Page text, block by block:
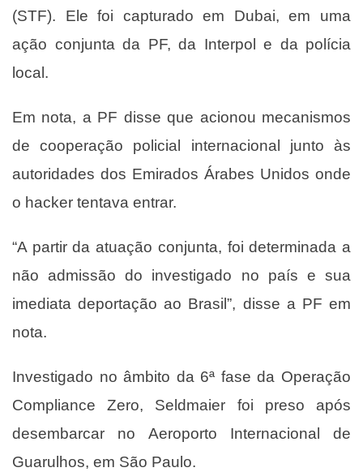
(STF). Ele foi capturado em Dubai, em uma
ação conjunta da PF, da Interpol e da polícia
local.
Em nota, a PF disse que acionou mecanismos
de cooperação policial internacional junto às
autoridades dos Emirados Árabes Unidos onde
o hacker tentava entrar.
“A partir da atuação conjunta, foi determinada a
não admissão do investigado no país e sua
imediata deportação ao Brasil”, disse a PF em
nota.
Investigado no âmbito da 6ª fase da Operação
Compliance Zero, Seldmaier foi preso após
desembarcar no Aeroporto Internacional de
Guarulhos, em São Paulo.